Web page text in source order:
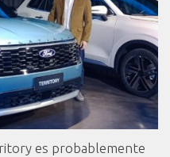
es probablemente